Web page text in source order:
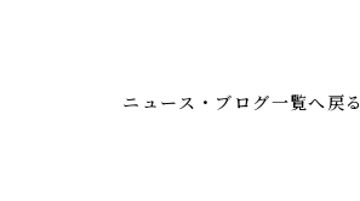
ニュース・ブログ一覧へ戻る